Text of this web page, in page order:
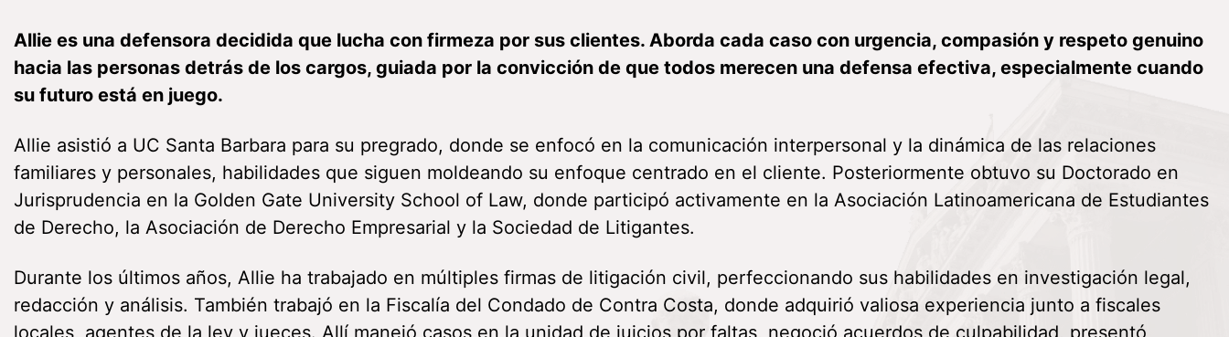
Allie es una defensora decidida que lucha con firmeza por sus clientes. Aborda cada caso con urgencia, compasión y respeto genuino
hacia las personas detrás de los cargos, guiada por la convicción de que todos merecen una defensa efectiva, especialmente cuando
su futuro está en juego.
Allie asistió a UC Santa Barbara para su pregrado, donde se enfocó en la comunicación interpersonal y la dinámica de las relaciones
familiares y personales, habilidades que siguen moldeando su enfoque centrado en el cliente. Posteriormente obtuvo su Doctorado en
Jurisprudencia en la Golden Gate University School of Law, donde participó activamente en la Asociación Latinoamericana de Estudiantes
de Derecho, la Asociación de Derecho Empresarial y la Sociedad de Litigantes.
Durante los últimos años, Allie ha trabajado en múltiples firmas de litigación civil, perfeccionando sus habilidades en investigación legal,
redacción y análisis. También trabajó en la Fiscalía del Condado de Contra Costa, donde adquirió valiosa experiencia junto a fiscales